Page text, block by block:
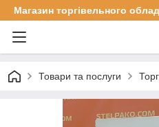
Магазин торгівельного
Товари та послуги